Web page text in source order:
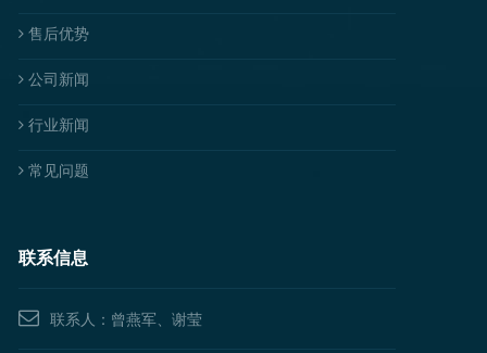
售后优势
公司新闻
行业新闻
常见问题
联系信息
联系人：曾燕军、谢莹